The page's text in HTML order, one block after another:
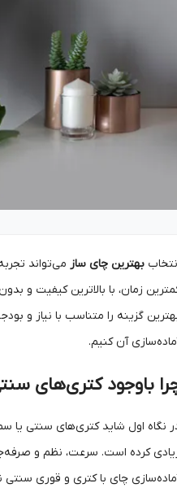
بهترین چای سازمی‌تواند
زمان، با بالاترین کیفیت و
گزینه را متناسب با نیاز و
آن کنیم.
باوجود کتری‌های
نگاه اول شاید کتری‌های سنتی یا
کرده است. سرعت، نظم و
چای با کتری و قوری سنتی